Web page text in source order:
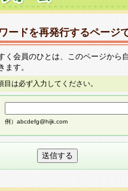
ードを再発行するページ
く会員のひとは、このページから
す。
は必ず入力してください。
例）abcdefg@hijk.com